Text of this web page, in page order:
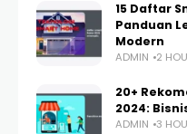
15 Daftar
Panduan
Modern
ADMIN 2
20+
2024:
ADMIN 3